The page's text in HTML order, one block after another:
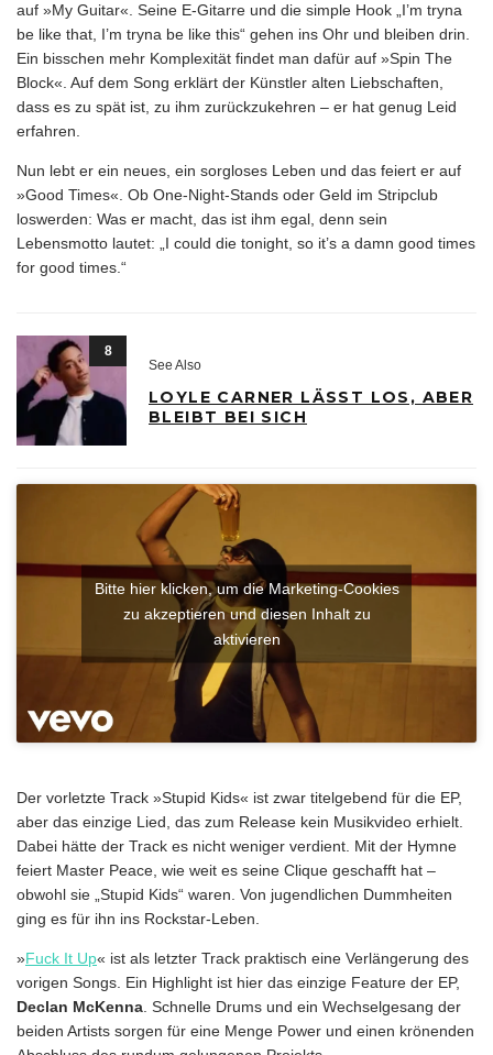
auf »My Guitar«. Seine E-Gitarre und die simple Hook „I’m tryna
be like that, I’m tryna be like this“ gehen ins Ohr und bleiben drin.
Ein bisschen mehr Komplexität findet man dafür auf »Spin The
Block«. Auf dem Song erklärt der Künstler alten Liebschaften,
dass es zu spät ist, zu ihm zurückzukehren – er hat genug Leid
erfahren.
Nun lebt er ein neues, ein sorgloses Leben und das feiert er auf
»Good Times«. Ob One-Night-Stands oder Geld im Stripclub
loswerden: Was er macht, das ist ihm egal, denn sein
Lebensmotto lautet: „I could die tonight, so it’s a damn good times
for good times.“
8
See Also
LOYLE CARNER LÄSST LOS, ABER
BLEIBT BEI SICH
Bitte hier klicken, um die Marketing-Cookies
zu akzeptieren und diesen Inhalt zu
aktivieren
Der vorletzte Track »Stupid Kids« ist zwar titelgebend für die EP,
aber das einzige Lied, das zum Release kein Musikvideo erhielt.
Dabei hätte der Track es nicht weniger verdient. Mit der Hymne
feiert Master Peace, wie weit es seine Clique geschafft hat –
obwohl sie „Stupid Kids“ waren. Von jugendlichen Dummheiten
ging es für ihn ins Rockstar-Leben.
»Fuck It Up« ist als letzter Track praktisch eine Verlängerung des
vorigen Songs. Ein Highlight ist hier das einzige Feature der EP,
Declan McKenna. Schnelle Drums und ein Wechselgesang der
beiden Artists sorgen für eine Menge Power und einen krönenden